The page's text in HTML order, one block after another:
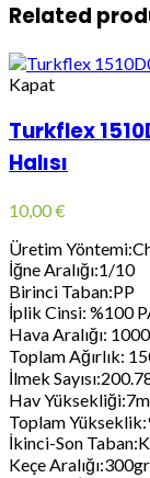
Related
Kapat
Turkflex
Halısı
10,00€
Üretim
İğne Aralığı:1/10
Birinci Taban:PP
İplik Cinsi: %100
Hava Aralığı:
Toplam Ağırlık:
İlmek
Hav
Toplam
İkinci-Son
Keçe